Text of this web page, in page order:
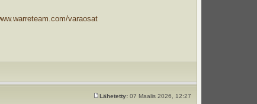
varaosat
Lähetetty: 07 Maalis 2026, 12:27